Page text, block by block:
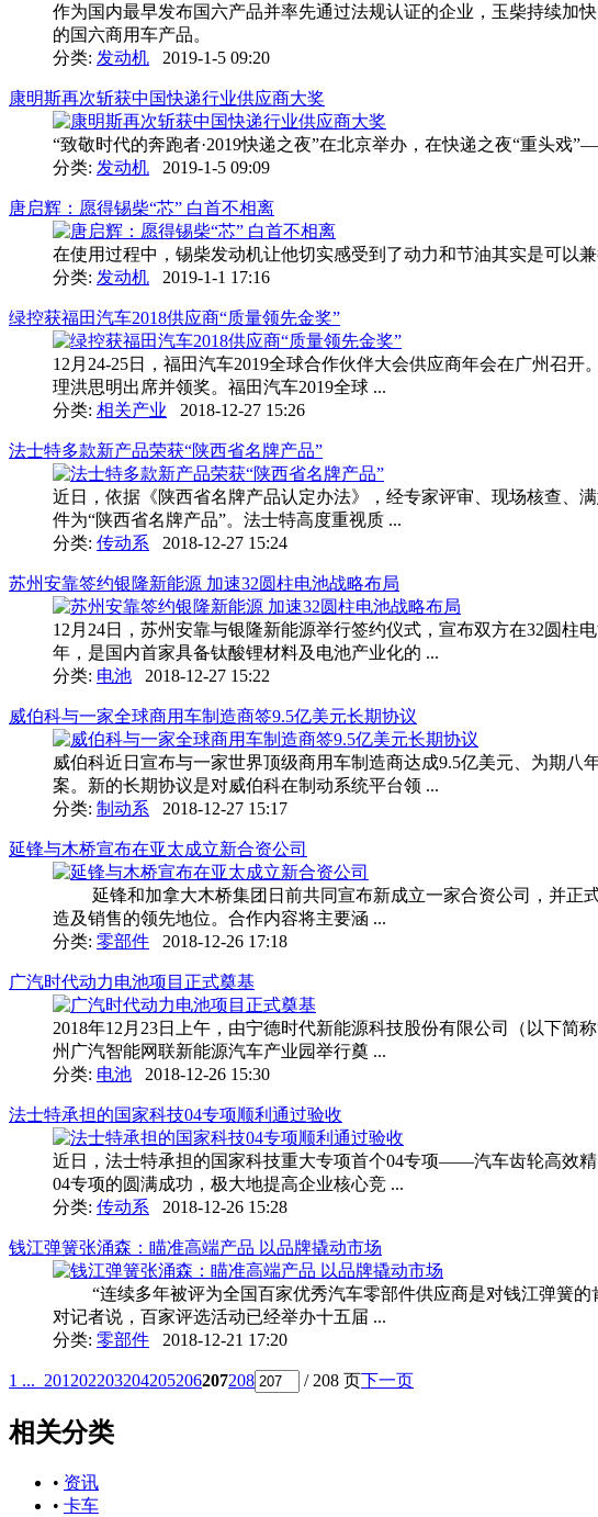
作为国内最早发布国六产品并率先通过法规认证的企业，玉柴持续加
的国六商用车产品。
分类: 发动机 2019-1-5 09:20
康明斯再次斩获中国快递行业供应商大奖
“致敬时代的奔跑者·2019快递之夜”在北京举办，在快递之夜“重头戏
分类: 发动机 2019-1-5 09:09
唐启辉：愿得锡柴“芯” 白首不相离
在使用过程中，锡柴发动机让他切实感受到了动力和节油其实是可以兼
分类: 发动机 2019-1-1 17:16
绿控获福田汽车2018供应商“质量领先金奖”
12月24-25日，福田汽车2019全球合作伙伴大会供应商年会在广州召
理洪思明出席并领奖。福田汽车2019全球 ...
分类: 相关产业 2018-12-27 15:26
法士特多款新产品荣获“陕西省名牌产品”
近日，依据《陕西省名牌产品认定办法》，经专家评审、现场核查、
件为“陕西省名牌产品”。法士特高度重视质 ...
分类: 传动系 2018-12-27 15:24
苏州安靠签约银隆新能源 加速32圆柱电池战略布局
12月24日，苏州安靠与银隆新能源举行签约仪式，宣布双方在32圆
年，是国内首家具备钛酸锂材料及电池产业化的 ...
分类: 电池 2018-12-27 15:22
威伯科与一家全球商用车制造商签9.5亿美元长期协议
威伯科近日宣布与一家世界顶级商用车制造商达成9.5亿美元、为期
案。新的长期协议是对威伯科在制动系统平台领 ...
分类: 制动系 2018-12-27 15:17
延锋与木桥宣布在亚太成立新合资公司
延锋和加拿大木桥集团日前共同宣布新成立一家合资公司，并正
造及销售的领先地位。合作内容将主要涵 ...
分类: 零部件 2018-12-26 17:18
广汽时代动力电池项目正式奠基
2018年12月23日上午，由宁德时代新能源科技股份有限公司（以下简
州广汽智能网联新能源汽车产业园举行奠 ...
分类: 电池 2018-12-26 15:30
法士特承担的国家科技04专项顺利通过验收
近日，法士特承担的国家科技重大专项首个04专项——汽车齿轮高效
04专项的圆满成功，极大地提高企业核心竞 ...
分类: 传动系 2018-12-26 15:28
钱江弹簧张涌森：瞄准高端产品 以品牌撬动市场
“连续多年被评为全国百家优秀汽车零部件供应商是对钱江弹簧的
对记者说，百家评选活动已经举办十五届 ...
分类: 零部件 2018-12-21 17:20
1 ... 201 202203204205206207208 / 208 页下一页
相关分类
• 资讯
• 卡车